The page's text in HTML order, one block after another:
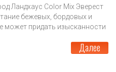
Ландхаус Color Mix Эверест
бежевых, бордовых и
может придать изысканности
Далее